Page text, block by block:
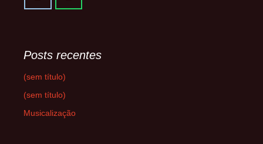
Posts recentes
(sem título)
(sem título)
Musicalização